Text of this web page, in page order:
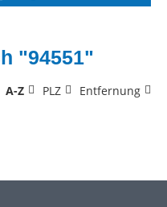
"94551"
A-Z PLZ
Entfernung